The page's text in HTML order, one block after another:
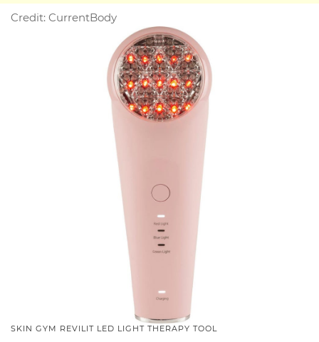
Credit: CurrentBody
SKIN GYM REVILIT LED LIGHT THERAPY TOOL